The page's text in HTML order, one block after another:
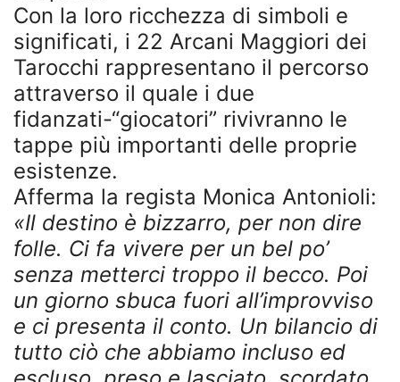
Con la loro ricchezza di simboli e
significati, i 22 Arcani Maggiori dei
Tarocchi rappresentano il percorso
attraverso il quale i due
fidanzati-“giocatori” rivivranno le
tappe più importanti delle proprie
esistenze.
Afferma la regista Monica Antonioli:
«Il destino è bizzarro, per non dire
folle. Ci fa vivere per un bel po’
senza metterci troppo il becco. Poi
un giorno sbuca fuori all’improvviso
e ci presenta il conto. Un bilancio di
tutto ciò che abbiamo incluso ed